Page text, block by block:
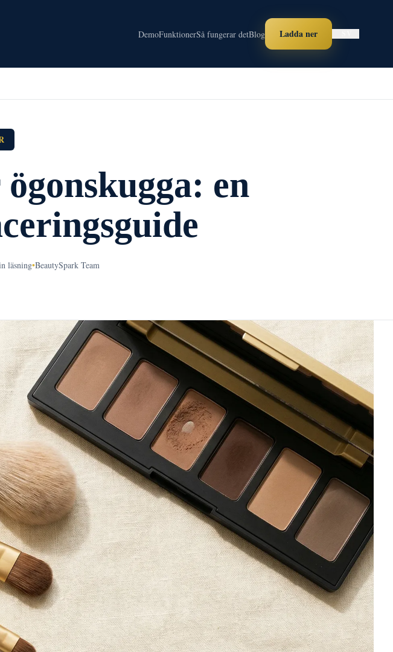
DemoFunktionerSå fungerar detBlog Ladda ner
en
läsning•BeautySpark Team